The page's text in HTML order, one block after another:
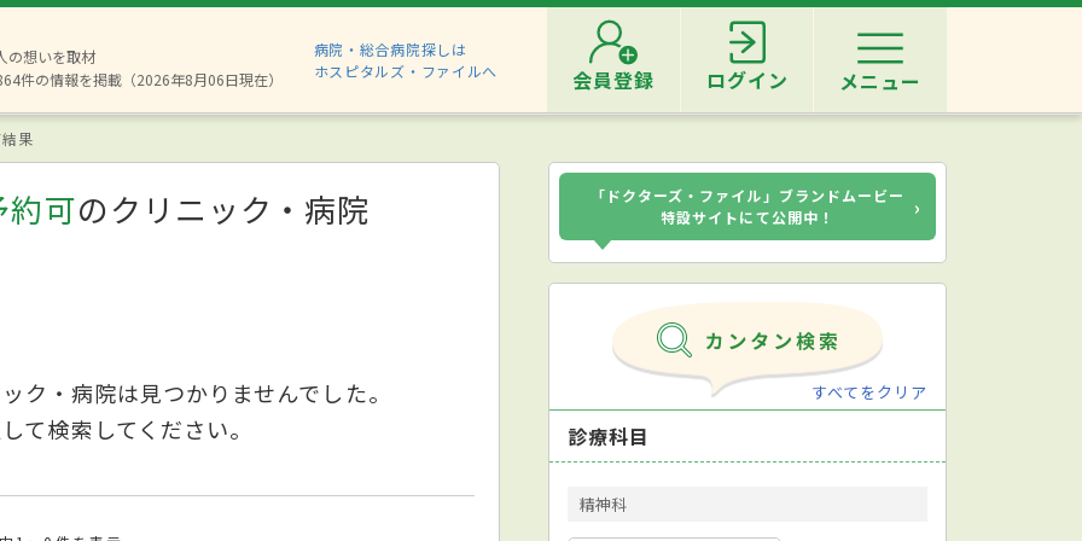
の想いを取材
件の情報を掲載（2026年8月06日現在）
病院・総合病院探しは
ホスピタルズ・ファイルへ
会員登録 ログイン メニュー
果
約可のクリニック・病院
ク・病院は見つかりませんでした。
て検索してください。
「ドクターズ・ファイル」ブランドムービー
特設サイトにて公開中！
›
すべてをクリア
診療科目
精神科